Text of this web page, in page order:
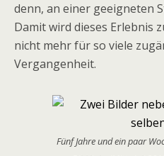
denn, an einer geeigneten
Damit wird dieses Erlebnis
nicht mehr für so viele
Vergangenheit.
Fünf Jahre und ein paar